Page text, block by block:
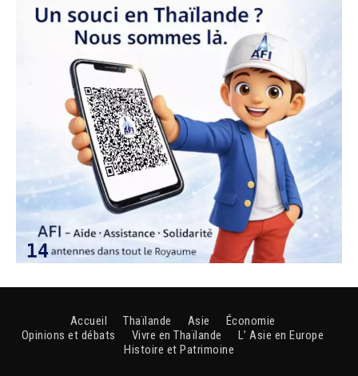
Accueil Thaïlande Asie
Économie
Opinions et débats
Vivre en Thaïlande
L’ Asie en Europe
Histoire et Patrimoine